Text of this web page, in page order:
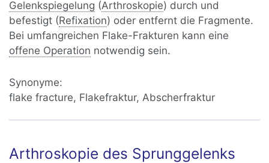
Gelenkspiegelung (Arthroskopie) durch und
befestigt (Refixation) oder entfernt die Fragmente.
Bei umfangreichen Flake-Frakturen kann eine
offene Operation notwendig sein.
Synonyme:
flake fracture, Flakefraktur, Abscherfraktur
Arthroskopie des Sprunggelenks